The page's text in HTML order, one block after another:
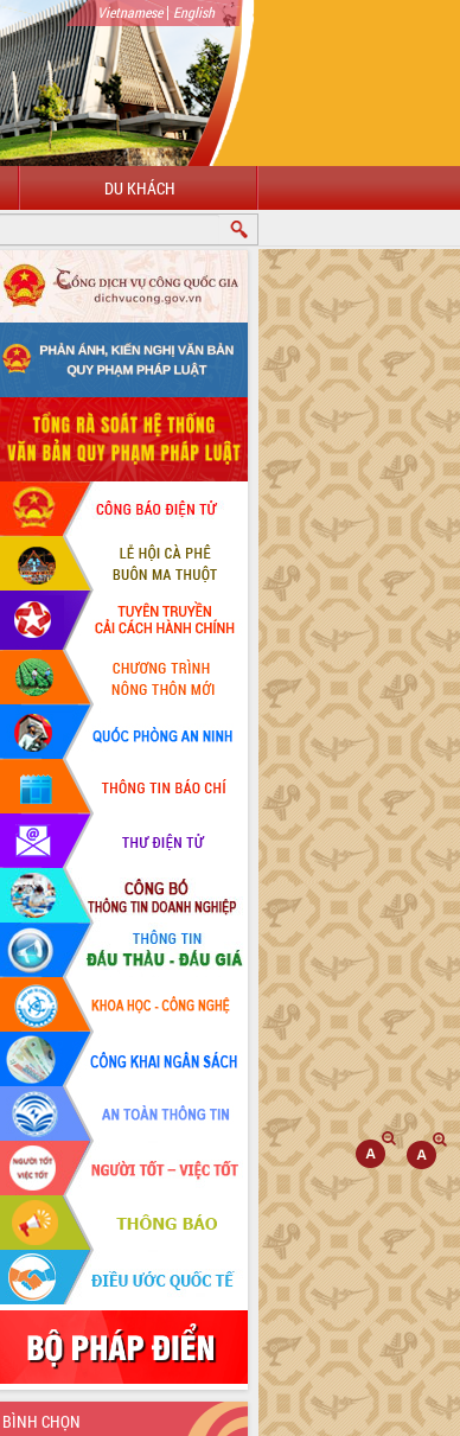
Vietnamese| English
DU KHÁCH
BÌNH CHỌN